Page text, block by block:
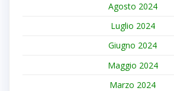
Agosto 2024
Luglio 2024
Giugno 2024
Maggio 2024
Marzo 2024